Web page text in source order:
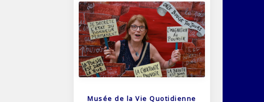
Musée de la Vie Quotidienne